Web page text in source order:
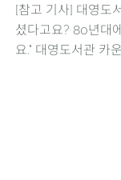
[참고 기사] 대영도
셨다고요? 80년대
요." 대영도서관 카